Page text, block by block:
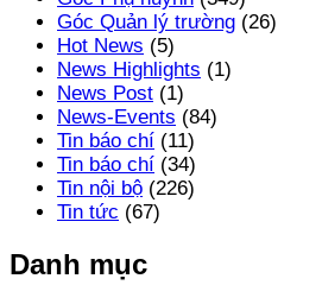
Góc Quản lý trường (26)
Hot News (5)
News Highlights (1)
News Post (1)
News-Events (84)
Tin báo chí (11)
Tin báo chí (34)
Tin nội bộ (226)
Tin tức (67)
Danh mục